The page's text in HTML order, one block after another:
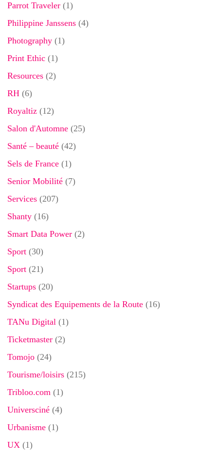
Parrot Traveler (1)
Philippine Janssens (4)
Photography (1)
Print Ethic (1)
Resources (2)
RH (6)
Royaltiz (12)
Salon d'Automne (25)
Santé – beauté (42)
Sels de France (1)
Senior Mobilité (7)
Services (207)
Shanty (16)
Smart Data Power (2)
Sport (30)
Sport (21)
Startups (20)
Syndicat des Equipements de la Route (16)
TANu Digital (1)
Ticketmaster (2)
Tomojo (24)
Tourisme/loisirs (215)
Tribloo.com (1)
Universciné (4)
Urbanisme (1)
UX (1)